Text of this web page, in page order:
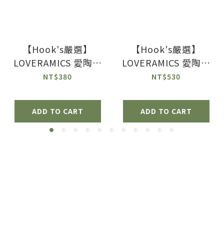
【Hook's嚴選】
LOVERAMICS 愛陶樂
｜手沖咖啡系列
Embossed Tasting
Cup【預購】
NT$380
ADD TO CART
【Hook's嚴選】
LOVERAMICS 愛陶樂
|蛋形系列 - 職人色拿
可選)
NT$530
ADD TO CART